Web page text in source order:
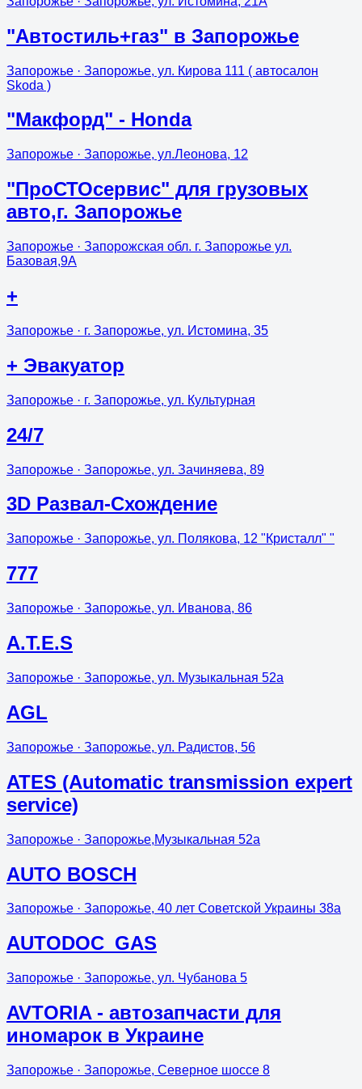
"Автостиль+газ" в Запорожье
Запорожье · Запорожье, ул. Кирова 111 ( автосалон
Skoda )
"Макфорд" - Honda
Запорожье · Запорожье, ул.Леонова, 12
"ПроСТОсервис" для грузовых
авто,г. Запорожье
Запорожье · Запорожская обл. г. Запорожье ул.
Базовая,9А
+
Запорожье · г. Запорожье, ул. Истомина, 35
+ Эвакуатор
Запорожье · г. Запорожье, ул. Культурная
24/7
Запорожье · Запорожье, ул. Зачиняева, 89
3D Развал-Схождение
Запорожье · Запорожье, ул. Полякова, 12 "Кристалл" "
777
Запорожье · Запорожье, ул. Иванова, 86
A.T.E.S
Запорожье · Запорожье, ул. Музыкальная 52а
AGL
Запорожье · Запорожье, ул. Радистов, 56
ATES (Automatic transmission expert
service)
Запорожье · Запорожье,Музыкальная 52а
AUTO BOSCH
Запорожье · Запорожье, 40 лет Советской Украины 38а
AUTODOC_GAS
Запорожье · Запорожье, ул. Чубанова 5
AVTORIA - автозапчасти для
иномарок в Украине
Запорожье · Запорожье, Северное шоссе 8